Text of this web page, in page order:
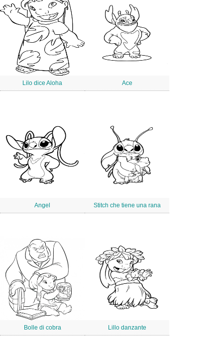
Lilo dice Aloha Ace
Angel Stitch che tiene una rana
Bolle di cobra Lillo danzante